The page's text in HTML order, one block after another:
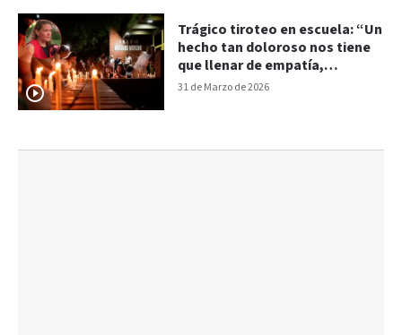
31 de Marzo de 2026
Trágico tiroteo en escuela: “Un
hecho tan doloroso nos tiene
que llenar de empatía,
responsabilidad y humildad”